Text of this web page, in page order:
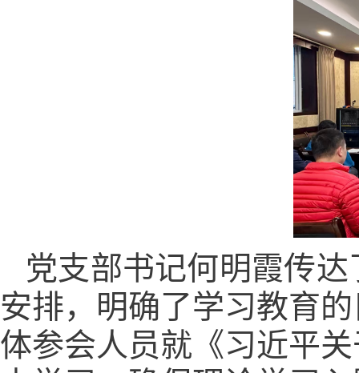
党支部书记何明霞传
安排，明确了学习教育
体参会人员就《习近平